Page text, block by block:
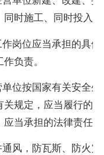
时施工、同时投入
岗位应当承担的具
负责。
位按国家有关安全
规定，应当履行的
当承担的法律责任。
风，防瓦斯、防火